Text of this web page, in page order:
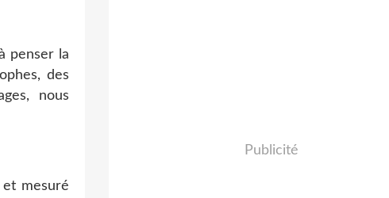
penser la
des
nous
mesuré
Publicité